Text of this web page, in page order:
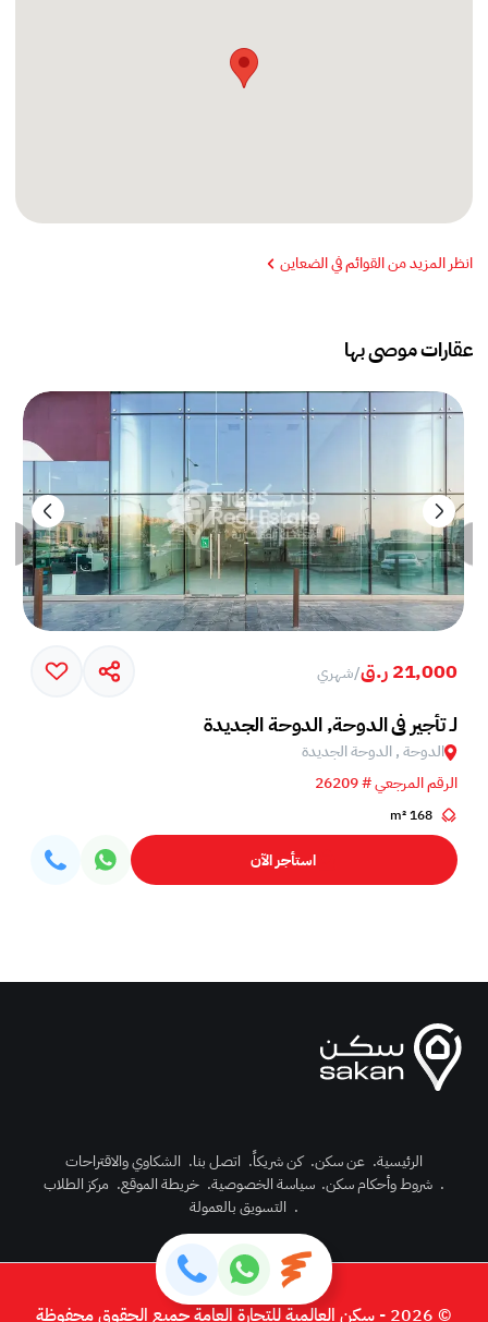
انظر المزيد من القوائم في الضعاين
عقارات موصى بها
21,000 ر.ق /شهري
لـ تأجير في الدوحة, الدوحة الجديدة
الدوحة , الدوحة الجديدة
الرقم المرجعي # 26209
168 m²
استأجر الآن
الرئيسية. عن سكن. كن شريكاً. اتصل بنا. الشكاوي والاقتراحات
. شروط وأحكام سكن. سياسة الخصوصية. خريطة الموقع. مركز الطلاب
. التسويق بالعمولة
© 2026 - سكن العالمية للتجارة العامة جميع الحقوق محفوظة